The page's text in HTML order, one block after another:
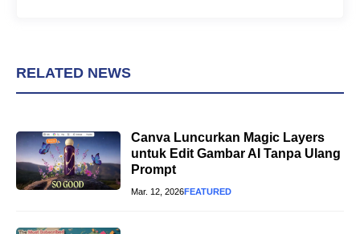
RELATED NEWS
Canva Luncurkan Magic Layers
untuk Edit Gambar AI Tanpa Ulang
Prompt
Mar. 12, 2026FEATURED